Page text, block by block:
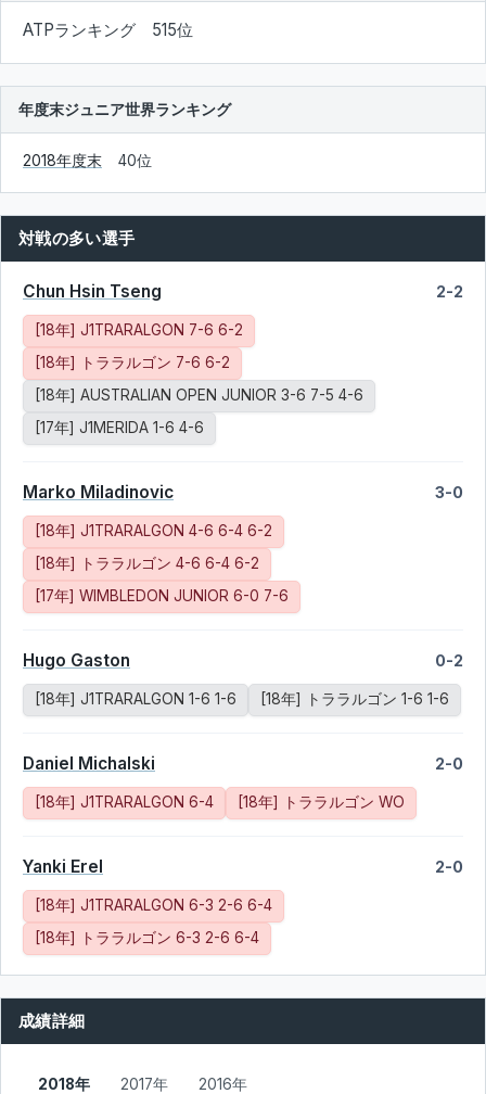
ATPランキング 515位
年度末ジュニア世界ランキング
2018年度末 40位
対戦の多い選手
Chun Hsin Tseng 2-2
[18年] J1TRARALGON 7-6 6-2
[18年] トララルゴン 7-6 6-2
[18年] AUSTRALIAN OPEN JUNIOR 3-6 7-5 4-6
[17年] J1MERIDA 1-6 4-6
Marko Miladinovic 3-0
[18年] J1TRARALGON 4-6 6-4 6-2
[18年] トララルゴン 4-6 6-4 6-2
[17年] WIMBLEDON JUNIOR 6-0 7-6
Hugo Gaston 0-2
[18年] J1TRARALGON 1-6 1-6 [18年] トララルゴン 1-6 1-6
Daniel Michalski 2-0
[18年] J1TRARALGON 6-4 [18年] トララルゴン WO
Yanki Erel 2-0
[18年] J1TRARALGON 6-3 2-6 6-4
[18年] トララルゴン 6-3 2-6 6-4
成績詳細
2018年 2017年 2016年